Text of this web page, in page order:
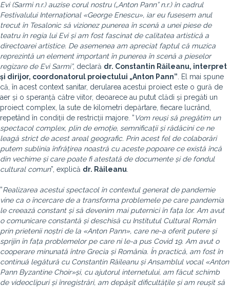
Evi (Sarmi n.r.) auzise corul nostru („Anton Pann” n.r.) în cadrul
Festivalului Internațional «George Enescu», iar eu fusesem anul
trecut în Tesalonic să vizionez punerea în scenă a unei piese de
teatru în regia lui Evi și am fost fascinat de calitatea artistică a
directoarei artistice. De asemenea am apreciat faptul că muzica
reprezintă un element important în punerea în scenă a pieselor
regizare de Evi Sarmi”, declară dr. Constantin Răileanu, interpret
și dirijor, coordonatorul proiectului „Anton Pann” . El mai spune
că, în acest context sanitar, derularea acestui proiect este o gură de
aer și o speranță către viitor, deoarece au putut clădi și pregăti un
proiect complex, la sute de kilometri depărtare, fiecare lucrând,
repetând în condiții de restricții majore. ”Vom reuși să pregătim un
spectacol complex, plin de emoție, semnificații și rădăcini ce ne
leagă strict de acest areal geografic. Prin acest fel de colaborări
putem sublinia înfrățirea noastră cu aceste popoare ce există încă
din vechime și care poate fi atestată de documente și de fondul
cultural comun”, explică dr. Răileanu
”Realizarea acestui spectacol în contextul generat de pandemie
vine ca o încercare de a transforma problemele pe care pandemia
le creează constant și să devenim mai puternici în fața lor. Am avut
o comunicare constantă și deschisă cu Institutul Cultural Român
prin prietenii noștri de la «Anton Pann», care ne-a oferit putere și
sprijin în fața problemelor pe care ni le-a pus Covid 19. Am avut o
cooperare minunată între Grecia și România. În practică, am fost în
continuă legătură cu Constantin Răileanu și Ansamblul vocal «Anton
Pann Byzantine Choir»și, cu ajutorul internetului, am făcut schimb
de videoclipuri și înregistrări, am depășit dificultățile și am reușit să